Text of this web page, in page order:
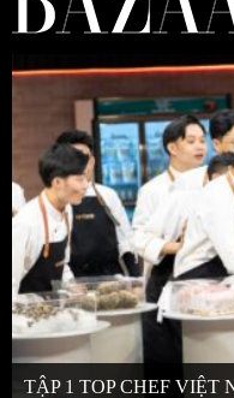
TẬP 1 TOP CHEF